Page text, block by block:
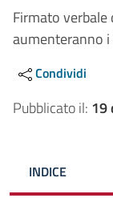
Firmato verbale
aumenteranno
Condividi
Pubblicato il: 19
INDICE